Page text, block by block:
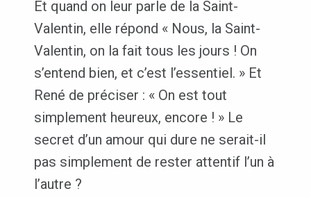
Et quand on leur parle de la Saint-
Valentin, elle répond « Nous, la Saint-
Valentin, on la fait tous les jours ! On
s’entend bien, et c’est l’essentiel. » Et
René de préciser : « On est tout
simplement heureux, encore ! » Le
secret d’un amour qui dure ne serait-il
pas simplement de rester attentif l’un à
l’autre ?